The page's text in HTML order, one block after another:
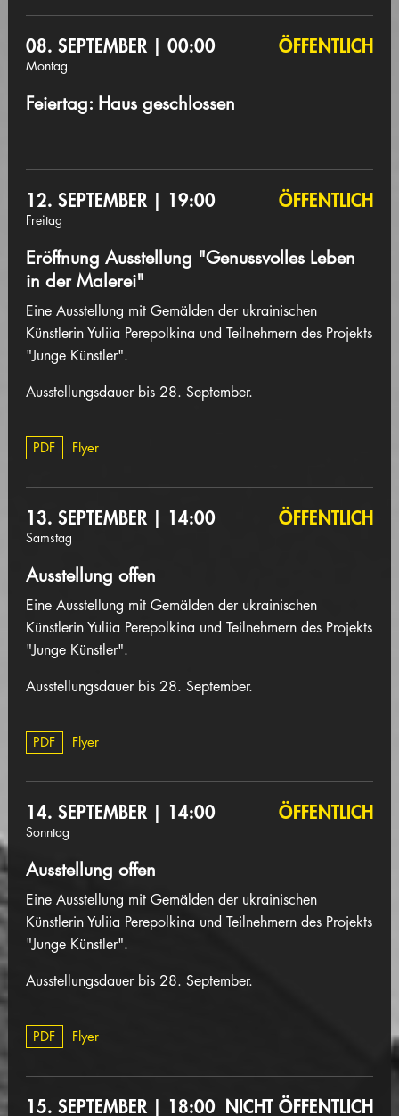
08. SEPTEMBER | 00:00
Montag
ÖFFENTLICH
Feiertag: Haus geschlossen
12. SEPTEMBER | 19:00
Freitag
ÖFFENTLICH
Eröffnung Ausstellung "Genussvolles Leben
in der Malerei"
Eine Ausstellung mit Gemälden der ukrainischen
Künstlerin Yuliia Perepolkina und Teilnehmern des Projekts
"Junge Künstler".
Ausstellungsdauer bis 28. September.
PDF Flyer
13. SEPTEMBER | 14:00
Samstag
ÖFFENTLICH
Ausstellung offen
Eine Ausstellung mit Gemälden der ukrainischen
Künstlerin Yuliia Perepolkina und Teilnehmern des Projekts
"Junge Künstler".
Ausstellungsdauer bis 28. September.
PDF Flyer
14. SEPTEMBER | 14:00
Sonntag
ÖFFENTLICH
Ausstellung offen
Eine Ausstellung mit Gemälden der ukrainischen
Künstlerin Yuliia Perepolkina und Teilnehmern des Projekts
"Junge Künstler".
Ausstellungsdauer bis 28. September.
PDF Flyer
15. SEPTEMBER | 18:00 NICHT ÖFFENTLICH